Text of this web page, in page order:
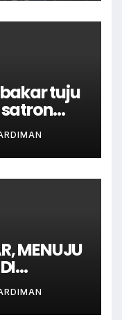
tuju
MENUJU